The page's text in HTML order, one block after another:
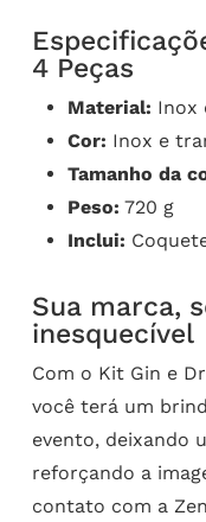
4 Peças
Material: Inox
Cor: Inox e
Tamanho da
Peso: 720 g
Inclui:
Sua marca,
inesquecível
Com o Kit Gin e
você terá um
evento, deixando
reforçando a
contato com a